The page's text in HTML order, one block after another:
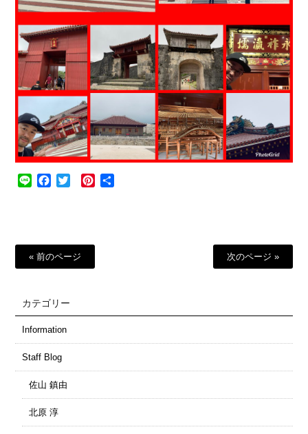
Line Facebook
Twitter Pinterest
« 前のページ 次のページ »
カテゴリー
Information
Staff Blog
佐山 鎮由
北原 淳